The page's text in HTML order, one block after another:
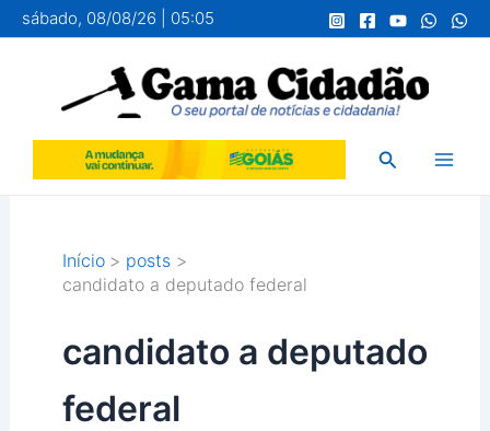
para
conteúdo
sábado, 08/08/26 | 05:05
Pesquisar
Início
posts
candidato a deputado federal
candidato a deputado
federal